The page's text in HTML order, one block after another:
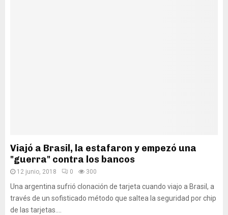
Viajó a Brasil, la estafaron y empezó una
"guerra" contra los bancos
12 junio, 2018 0 300
Una argentina sufrió clonación de tarjeta cuando viajo a Brasil, a
través de un sofisticado método que saltea la seguridad por chip
de las tarjetas....